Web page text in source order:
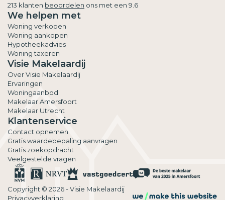
213 klanten beoordelen ons met een 9.6
We helpen met
Woning verkopen
Woning aankopen
Hypotheekadvies
Woning taxeren
Visie Makelaardij
Over Visie Makelaardij
Ervaringen
Woningaanbod
Makelaar Amersfoort
Makelaar Utrecht
Klantenservice
Contact opnemen
Gratis waardebepaling aanvragen
Gratis zoekopdracht
Veelgestelde vragen
Copyright © 2026 - Visie Makelaardij
Privacyverklaring